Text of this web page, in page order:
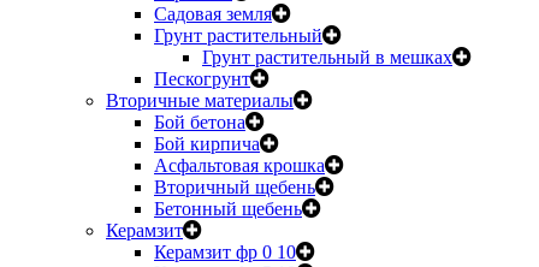
Садовая земля
Грунт растительный
Грунт растительный в мешках
Пескогрунт
Вторичные материалы
Бой бетона
Бой кирпича
Асфальтовая крошка
Вторичный щебень
Бетонный щебень
Керамзит
Керамзит фр 0 10